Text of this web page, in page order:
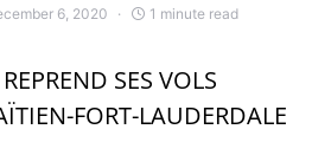
6, 2020 1 minute read
SES VOLS
FORT-LAUDERDALE